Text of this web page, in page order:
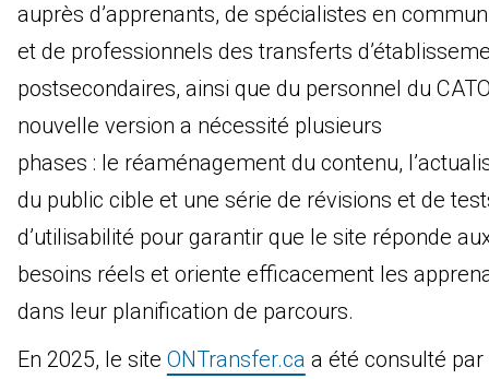
auprès d’apprenants, de spécialistes en
et de professionnels des transferts
postsecondaires, ainsi que du personnel du
nouvelle version a nécessité plusieurs
phases : le réaménagement du contenu,
du public cible et une série de révisions et de
d’utilisabilité pour garantir que le site réponde
besoins réels et oriente efficacement les
dans leur planification de parcours.
En 2025, le site ONTransfer.ca a été consulté par